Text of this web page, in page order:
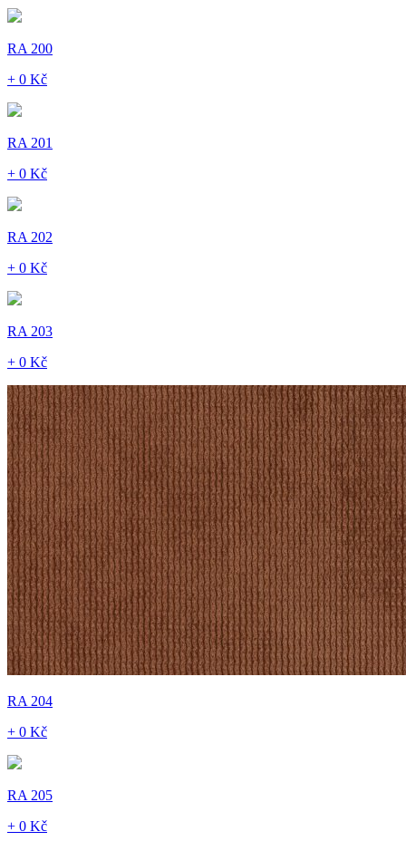
RA 200
+ 0 Kč
RA 201
+ 0 Kč
RA 202
+ 0 Kč
RA 203
+ 0 Kč
RA 204
+ 0 Kč
RA 205
+ 0 Kč